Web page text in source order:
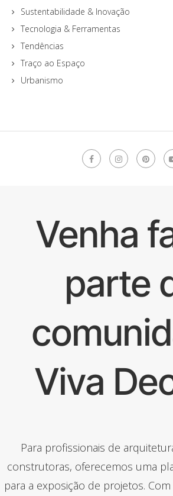
Sustentabilidade & Inovação
Tecnologia & Ferramentas
Tendências
Traço ao Espaço
Urbanismo
Venha
parte
Viva
Para profissionais de
construtoras, oferecemos uma
para a exposição de projetos.